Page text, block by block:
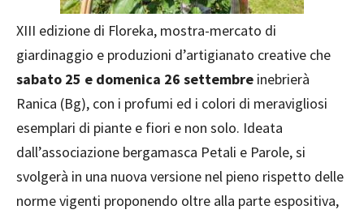
XIII edizione di Floreka, mostra-mercato di
giardinaggio e produzioni d’artigianato creative che
sabato 25 e domenica 26 settembre inebrierà
Ranica (Bg), con i profumi ed i colori di meravigliosi
esemplari di piante e fiori e non solo. Ideata
dall’associazione bergamasca Petali e Parole, si
svolgerà in una nuova versione nel pieno rispetto delle
norme vigenti proponendo oltre alla parte espositiva,